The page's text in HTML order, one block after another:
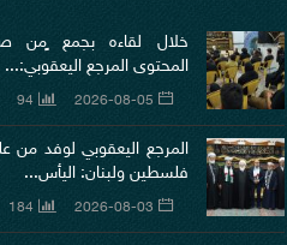
خلال لقاءه بجمع ٍمن
المحتوى المرجع اليعقوبي:...
2026-08-05
94
المرجع اليعقوبي لوفد من
فلسطين ولبنان: اليأس...
2026-08-03
184